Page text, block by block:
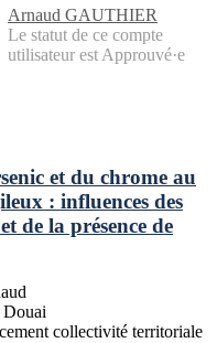
Arnaud GAUTHIER
Le statut de ce compte
utilisateur est Approuvé·e
et du chrome au
: influences des
de la présence de
collectivité territoriale